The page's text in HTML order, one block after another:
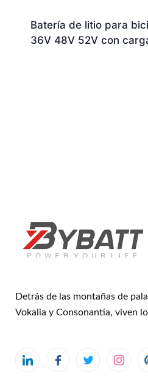
Batería de litio para
36V 48V 52V con
Detrás de las montañas de
Vokalia y Consonantia, viven